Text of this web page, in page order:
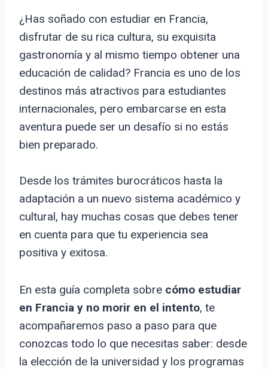
¿Has soñado con estudiar en Francia,
disfrutar de su rica cultura, su exquisita
gastronomía y al mismo tiempo obtener una
educación de calidad? Francia es uno de los
destinos más atractivos para estudiantes
internacionales, pero embarcarse en esta
aventura puede ser un desafío si no estás
bien preparado.
Desde los trámites burocráticos hasta la
adaptación a un nuevo sistema académico y
cultural, hay muchas cosas que debes tener
en cuenta para que tu experiencia sea
positiva y exitosa.
En esta guía completa sobre cómo estudiar
en Francia y no morir en el intento, te
acompañaremos paso a paso para que
conozcas todo lo que necesitas saber: desde
la elección de la universidad y los programas